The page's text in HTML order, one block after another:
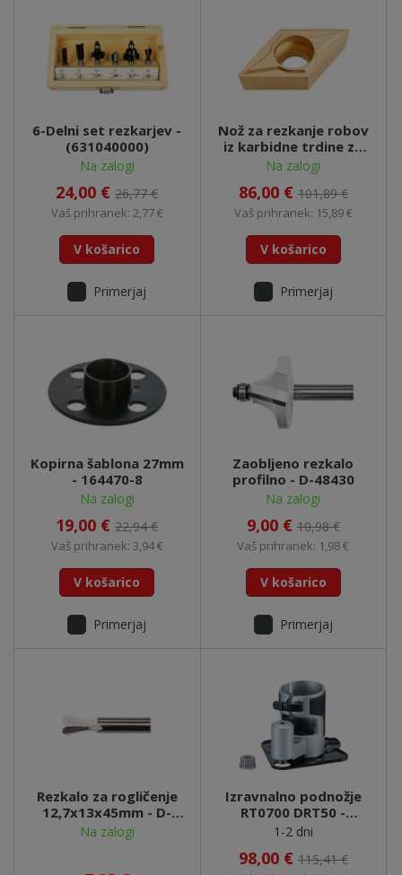
6-Delni set rezkarjev -
(631040000)
Na zalogi
24,00 €26,77 €
Vaš prihranek: 2,77 €
V košarico
Primerjaj
Nož za rezkanje robov
iz karbidne trdine za
poševni rob 45° -
(623560000)
Na zalogi
86,00 € 101,89 €
Vaš prihranek: 15,89 €
V košarico
Primerjaj
Kopirna šablona 27mm
- 164470-8
Na zalogi
19,00 €22,94 €
Vaš prihranek: 3,94 €
V košarico
Primerjaj
Zaobljeno rezkalo
profilno - D-48430
Na zalogi
9,00 € 10,98 €
Vaš prihranek: 1,98 €
V košarico
Primerjaj
Rezkalo za rogličenje
12,7x13x45mm - D-
48072
Na zalogi
Izravnalno podnožje
RT0700 DRT50 -
195562-2
1-2 dni
98,00 € 115,41 €